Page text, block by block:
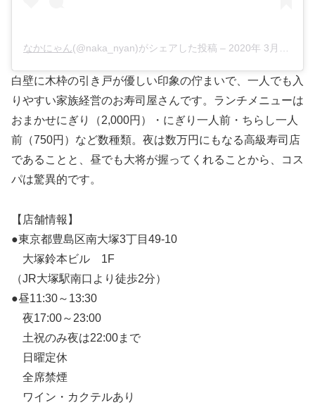
なかにゃん(@naka_nyan)がシェアした投稿 – 2020年 3月月26日午後9時01分PDT
白壁に木枠の引き戸が優しい印象の佇まいで、一人でも入
りやすい家族経営のお寿司屋さんです。ランチメニューは
おまかせにぎり（2,000円）・にぎり一人前・ちらし一人
前（750円）など数種類。夜は数万円にもなる高級寿司店
であることと、昼でも大将が握ってくれることから、コス
パは驚異的です。
【店舗情報】
●東京都豊島区南大塚3丁目49-10
大塚鈴本ビル 1F
（JR大塚駅南口より徒歩2分）
●昼11:30～13:30
夜17:00～23:00
土祝のみ夜は22:00まで
日曜定休
全席禁煙
ワイン・カクテルあり